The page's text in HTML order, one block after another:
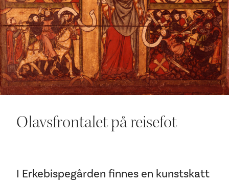
Ditt besøk
Olavsfrontalet på reisefot
I Erkebispegården finnes en kunstskatt